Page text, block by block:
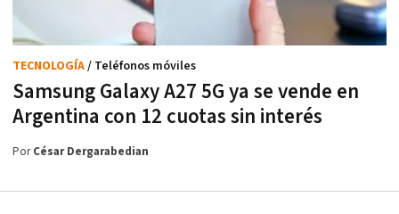
Samsung Galaxy A27 5G ya se vende en
Argentina con 12 cuotas sin interés
TECNOLOGÍA/ Teléfonos móviles
PorCésar Dergarabedian